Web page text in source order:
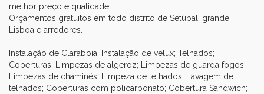
melhor preço e qualidade.
Orçamentos gratuitos em todo distrito de Setúbal, grande
Lisboa e arredores.
Instalação de Claraboia, Instalação de velux; Telhados;
Coberturas; Limpezas de algeroz; Limpezas de guarda fogos;
Limpezas de chaminés; Limpeza de telhados; Lavagem de
telhados; Coberturas com policarbonato; Cobertura Sandwich;